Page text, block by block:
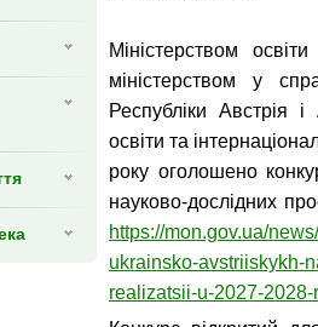
Міністерством
міністерством у
Республіки Австрія
освіти та
року оголошено
науково-дослідних
https://mon.gov.ua/
ukrainsko-avstriiskykh-
realizatsii-u-2027-